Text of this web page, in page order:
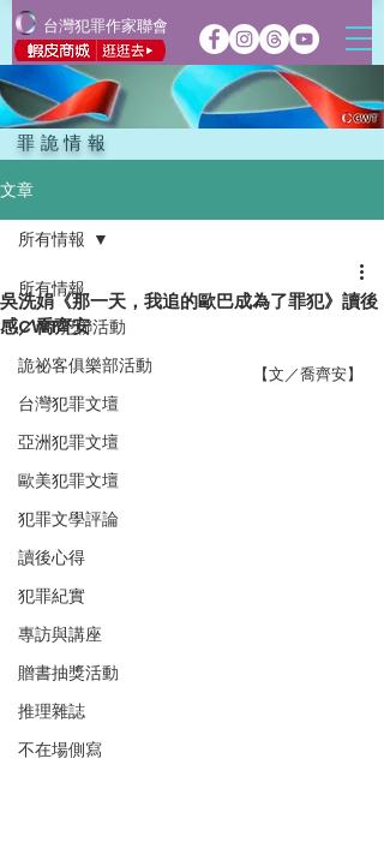
台灣犯罪作家聯會
罪詭情報
文章
所有情報
CWT犯聯活動
詭祕客俱樂部活動
台灣犯罪文壇
亞洲犯罪文壇
歐美犯罪文壇
犯罪文學評論
讀後心得
犯罪紀實
專訪與講座
贈書抽獎活動
推理雜誌
不在場側寫
所有情報
吳洗娟《那一天，我追的歐巴成為了罪犯》讀後
感／喬齊安
【文／喬齊安】